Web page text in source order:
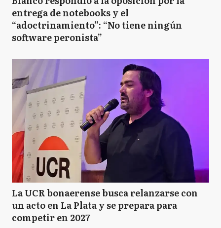
entrega de notebooks y el
“adoctrinamiento”: “No tiene ningún
software peronista”
La UCR bonaerense busca relanzarse con
un acto en La Plata y se prepara para
competir en 2027